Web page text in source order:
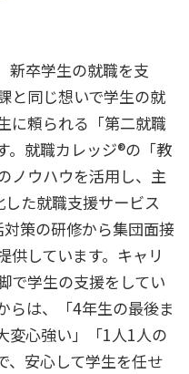
新卒学生の就職を支
と同じ想いで学生の就
に頼られる「第二就職
。就職カレッジ®の「教
ノウハウを活用し、主
た就職支援サービス
対策の研修から集団面接
供しています。キャリ
で学生の支援をしてい
らは、「4年生の最後ま
変心強い」「1人1人の
、安心して学生を任せ